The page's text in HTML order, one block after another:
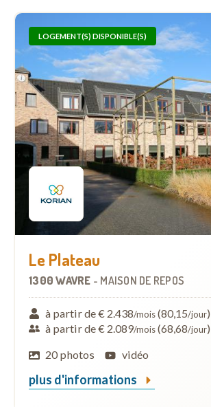
LOGEMENT(S) DISPONIBLE(S)
Le Plateau
1300 WAVRE - MAISON DE REPOS
à partir de € 2.438/mois(80,15/jour)
à partir de € 2.089/mois(68,68/jour)
20 photos
vidéo
plus d'informations